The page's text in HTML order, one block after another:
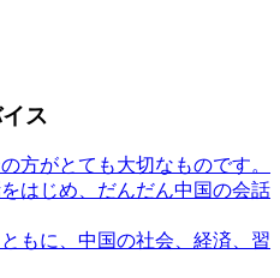
ス
方がとても大切なものです。
はじめ、だんだん中国の会話
もに、中国の社会、経済、習